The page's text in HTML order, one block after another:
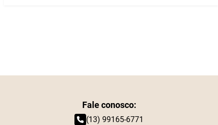
Fale conosco:
(13) 99165-6771